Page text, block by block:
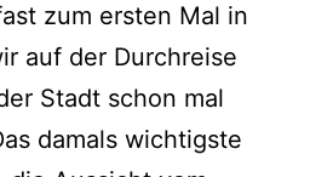
zum ersten Mal in
auf der Durchreise
Stadt schon mal
damals wichtigste